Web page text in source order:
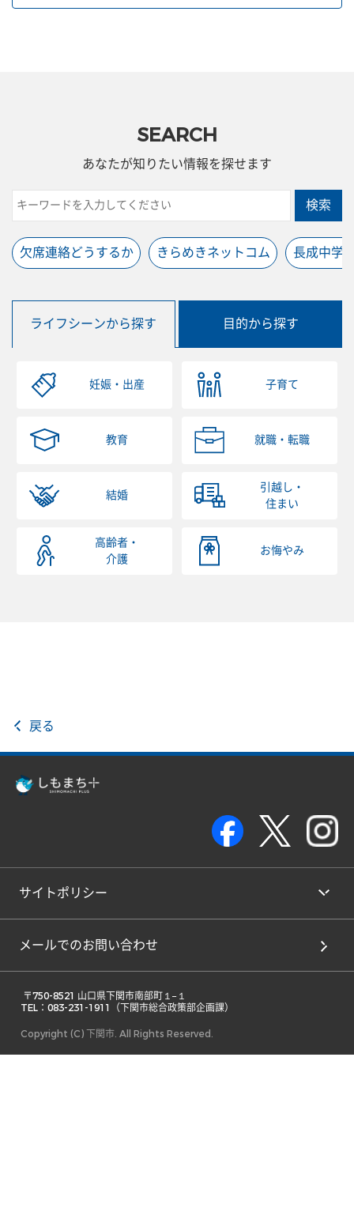
SEARCH
あなたが知りたい情報を探せます
検索
欠席連絡どうするか きらめきネットコム 長成中学
ライフシーンから探す 目的から探す
妊娠・出産 子育て
教育 就職・転職
結婚
引越し・
住まい
高齢者・
介護
お悔やみ
戻る
サイトポリシー
メールでのお問い合わせ
TEL：083-231-1911（下関市総合政策部企画課）
Copyright (C) 下関市. All Rights Reserved.